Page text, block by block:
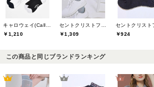
キャロウェイ(Callaway)
￥1,210
セントクリストファーゴルフ(St.ChristopherGolf)
￥1,309
￥924
この商品と同じブランドランキング